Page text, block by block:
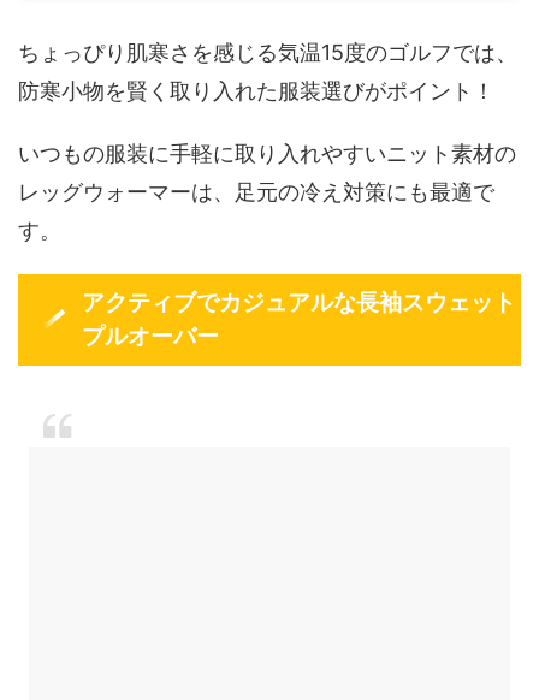
ちょっぴり肌寒さを感じる気温15度のゴルフでは、
防寒小物を賢く取り入れた服装選びがポイント！
いつもの服装に手軽に取り入れやすいニット素材の
レッグウォーマーは、足元の冷え対策にも最適で
す。
アクティブでカジュアルな長袖スウェット
プルオーバー